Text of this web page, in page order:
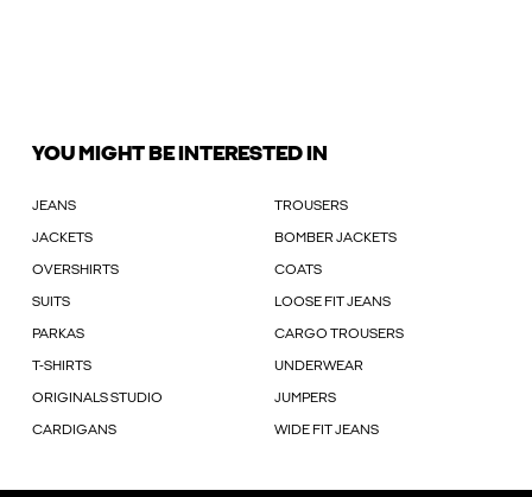
YOU MIGHT BE INTERESTED IN
JEANS TROUSERS
JACKETS BOMBER JACKETS
OVERSHIRTS COATS
SUITS LOOSE FIT JEANS
PARKAS CARGO TROUSERS
T-SHIRTS UNDERWEAR
ORIGINALS STUDIO JUMPERS
CARDIGANS WIDE FIT JEANS